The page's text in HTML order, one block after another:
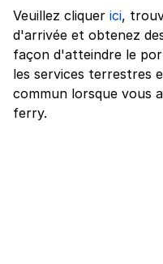
Veuillez cliquer ici,
d'arrivée et obtenez
façon d'atteindre le
les services terrestres
commun lorsque vous
ferry.